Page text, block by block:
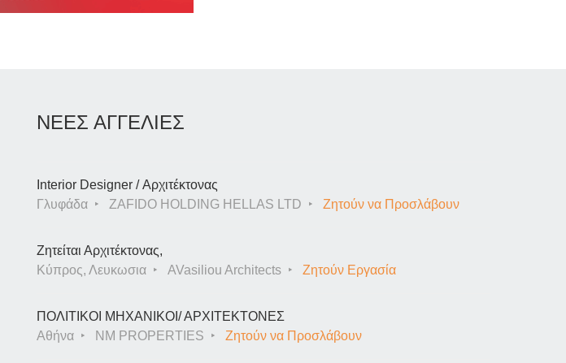
ΝΕΕΣ ΑΓΓΕΛΙΕΣ
Interior Designer / Αρχιτέκτονας
Γλυφάδα
ZAFIDO HOLDING HELLAS LTD Ζητούν να Προσλάβουν
Ζητείται Αρχιτέκτονας,
Κύπρος, Λευκωσια
AVasiliou Architects Ζητούν Εργασία
ΠΟΛΙΤΙΚΟΙ ΜΗΧΑΝΙΚΟΙ/ ΑΡΧΙΤΕΚΤΟΝΕΣ
Αθήνα
NM PROPERTIES Ζητούν να Προσλάβουν